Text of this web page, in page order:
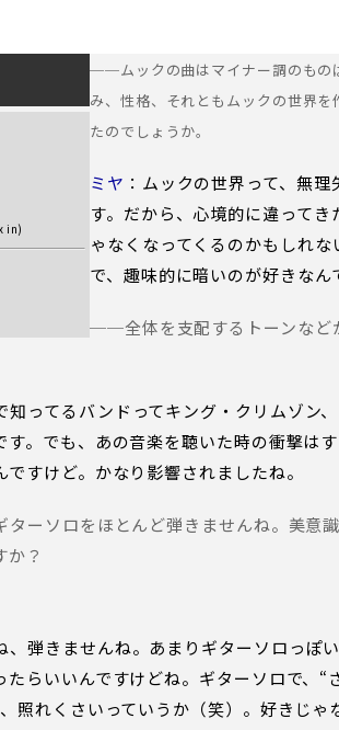
in)
──ムックの曲はマイナー調のもの
み、性格、それともムックの世界
たのでしょうか。
ミヤ ：ムックの世界って、無
す。だから、心境的に違って
ゃなくなってくるのかもしれ
で、趣味的に暗いのが好きなん
──全体を支配するトーンなど
知ってるバンドってキング・クリムゾン
す。でも、あの音楽を聴いた時の衝撃は
ですけど。かなり影響されましたね。
ーソロをほとんど弾きませんね。美意
か？
、弾きませんね。あまりギターソロっぽ
たらいいんですけどね。ギターソロで、“
照れくさいっていうか（笑）。好きじゃ